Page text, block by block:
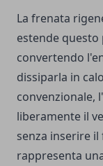
La frenata
estende
convertendo
dissiparla in
convenzionale,
liberamente il
senza inserire
rappresenta